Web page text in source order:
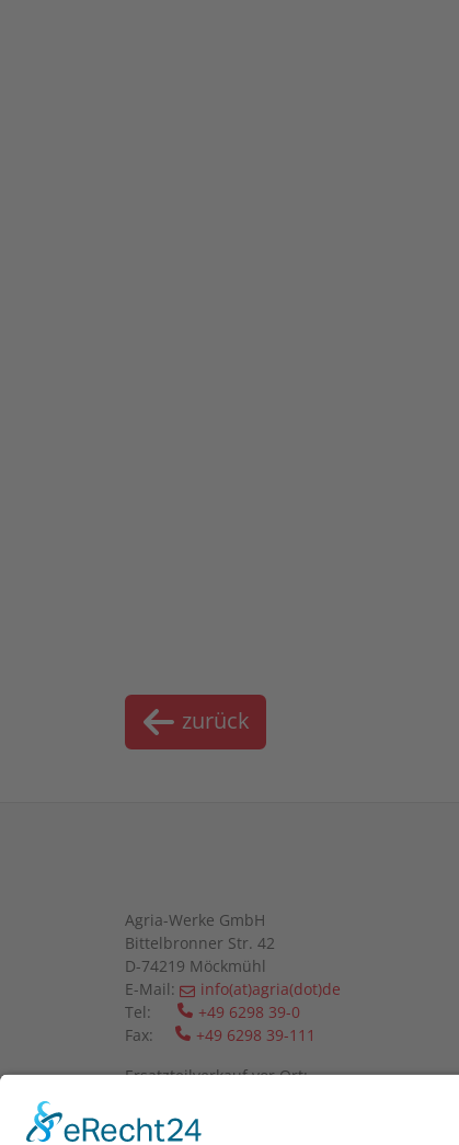
zurück
Agria-Werke GmbH
Bittelbronner Str. 42
D-74219 Möckmühl
E-Mail:
info(at)agria(dot)de
Tel:
+49 6298 39-0
Fax:
+49 6298 39-111
Ersatzteilverkauf vor Ort: